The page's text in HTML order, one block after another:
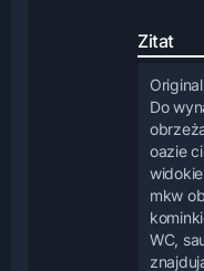
Zitat
Do
oazie
mkw
WC,